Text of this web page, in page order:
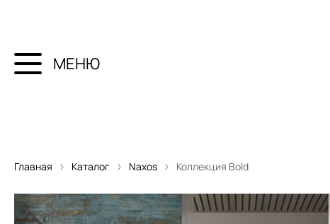
МЕНЮ
Главная Каталог Naxos Коллекция Bold